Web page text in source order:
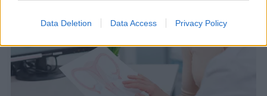
Data Deletion Data Access Privacy Policy